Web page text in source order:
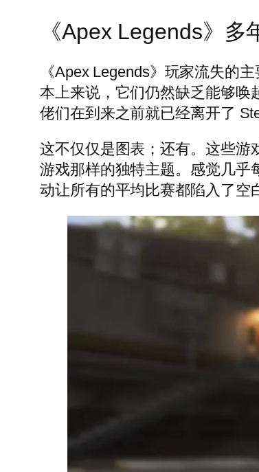
《Apex Legends》多
《Apex Legends》玩家流失的
本上来说，它们仍然缺乏能够唤
佬们在到来之前就已经离开了
这不仅仅是图表；还有。这些游
游戏那样的独特主题。感觉几乎
动让所有的平均比赛都陷入了空